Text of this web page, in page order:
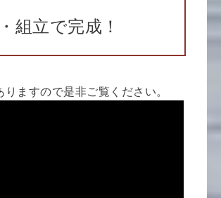
組立で完成！
りますので是非ご覧ください。